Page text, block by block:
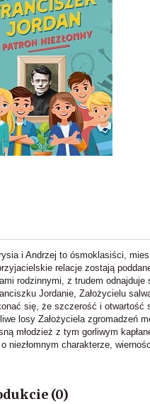
i Andrzej to ósmoklasiści,
relacje zostają
rodzinnymi, z trudem
Jordanie, Założycielu
się, że szczerość i otwartość
losy Założyciela zgromadzeń
młodzież z tym gorliwym
niezłomnym charakterze,
(0)